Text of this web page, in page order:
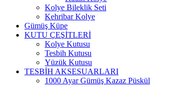
Kolye Bileklik Seti
Kehribar Kolye
Gümüş Küpe
KUTU ÇEŞİTLERİ
Kolye Kutusu
Tesbih Kutusu
Yüzük Kutusu
TESBİH AKSESUARLARI
1000 Ayar Gümüş Kazaz Püskül